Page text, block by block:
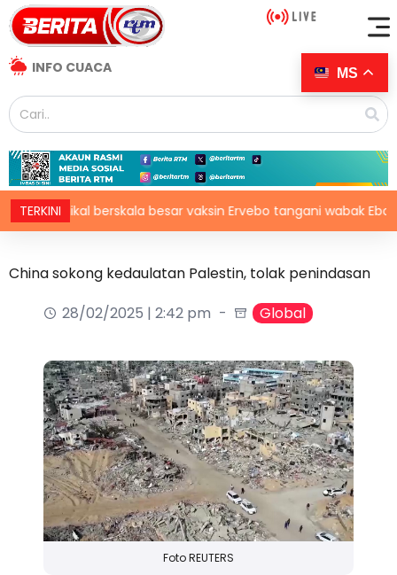
INFO CUACA
TERKINI
klinikal berskala besar vaksin Ervebo tangani wabak Ebola
China sokong kedaulatan Palestin, tolak penindasan
28/02/2025 | 2:42 pm
Global
Foto REUTERS
MS